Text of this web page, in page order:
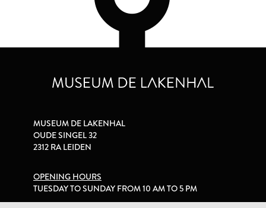
MUSEUM DE LAKENHAL
OUDE SINGEL 32
2312 RA LEIDEN
OPENING HOURS
TUESDAY TO SUNDAY FROM 10 AM TO 5 PM